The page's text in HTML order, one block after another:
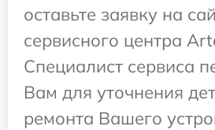
оставьте заявку на
сервисного центра
Специалист сервиса
Вам для уточнения
ремонта Вашего